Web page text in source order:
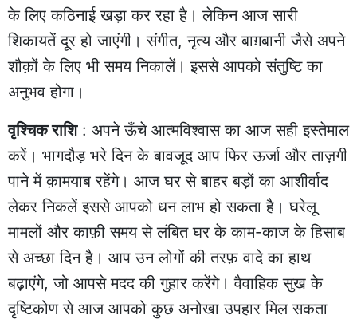
के लिए कठिनाई खड़ा कर रहा है। लेकिन आज सारी
शिकायतें दूर हो जाएंगी। संगीत, नृत्य और बाग़बानी जैसे अपने
शौक़ों के लिए भी समय निकालें। इससे आपको संतुष्टि का
अनुभव होगा।
वृश्चिक राशि: अपने ऊँचे आत्मविश्वास का आज सही इस्तेमाल
करें। भागदौड़ भरे दिन के बावजूद आप फिर ऊर्जा और ताज़गी
पाने में क़ामयाब रहेंगे। आज घर से बाहर बड़ों का आशीर्वाद
लेकर निकलें इससे आपको धन लाभ हो सकता है। घरेलू
मामलों और काफ़ी समय से लंबित घर के काम-काज के हिसाब
से अच्छा दिन है। आप उन लोगों की तरफ़ वादे का हाथ
बढ़ाएंगे, जो आपसे मदद की गुहार करेंगे। वैवाहिक सुख के
दृष्टिकोण से आज आपको कुछ अनोखा उपहार मिल सकता